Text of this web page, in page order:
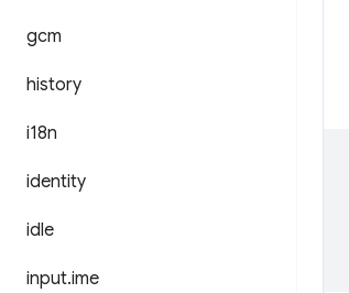
gcm
history
i18n
identity
idle
input.ime